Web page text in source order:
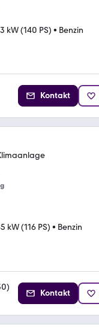
kW (140 PS) • Benzin
Kontakt
kW (116 PS) • Benzin
)
Kontakt